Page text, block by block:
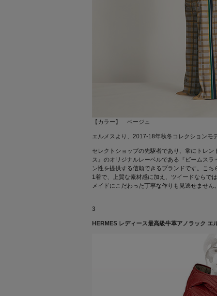
【カラー】 ベージュ
エルメスより、2017-18年秋冬コレクションモ
セレクトショップの先駆者であり、常にトレ
ス』のオリジナルレーベルである『ビームス
ン性を提供する信頼できるブランドです。こ
1着で、上質な素材感に加え、ツイードならで
メイドにこだわった丁寧な作りも見逃せません
3
HERMES レディース最高級牛革アノラック エ